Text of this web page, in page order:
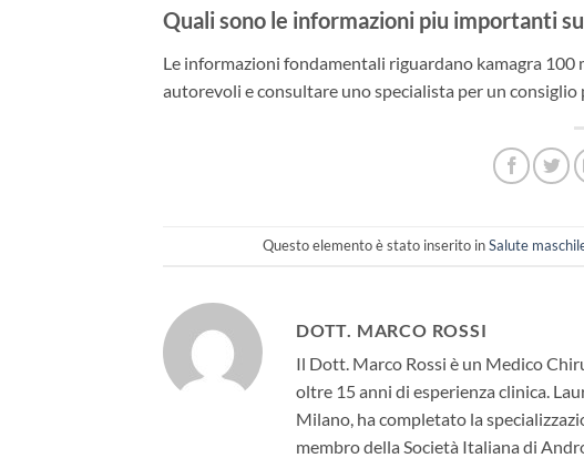
Quali sono le informazioni piu importanti
Le informazioni fondamentali riguardano kamagra 100
autorevoli e consultare uno specialista per un
Questo elemento è stato inserito inSalute
DOTT. MARCO ROSSI
Il Dott. Marco Rossi è un Medico
oltre 15 anni di esperienza clinica.
Milano, ha completato la
membro della Società Italiana di